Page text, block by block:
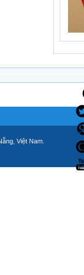
Việt Nam.